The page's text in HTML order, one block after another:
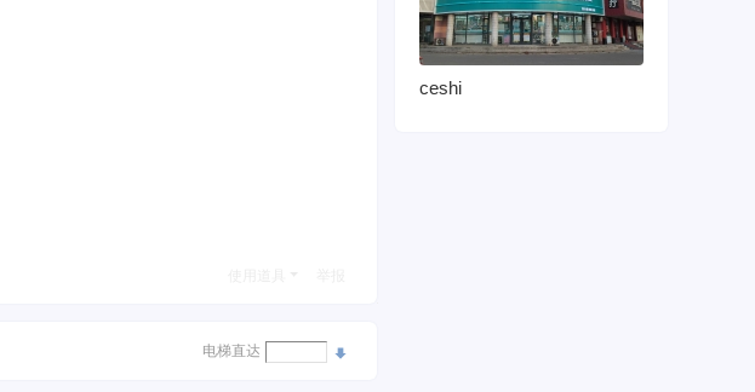
电梯直达
ceshi